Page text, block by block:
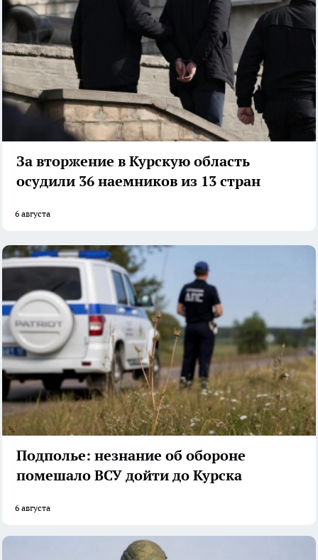
За вторжение в Курскую область
осудили 36 наемников из 13 стран
6 августа
Подполье: незнание об обороне
помешало ВСУ дойти до Курска
6 августа